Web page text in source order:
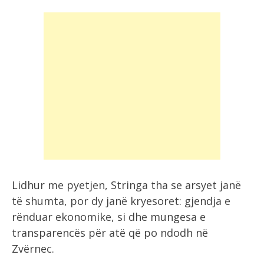
Lidhur me pyetjen, Stringa tha se arsyet janë
të shumta, por dy janë kryesoret: gjendja e
rënduar ekonomike, si dhe mungesa e
transparencës për atë që po ndodh në
Zvërnec.